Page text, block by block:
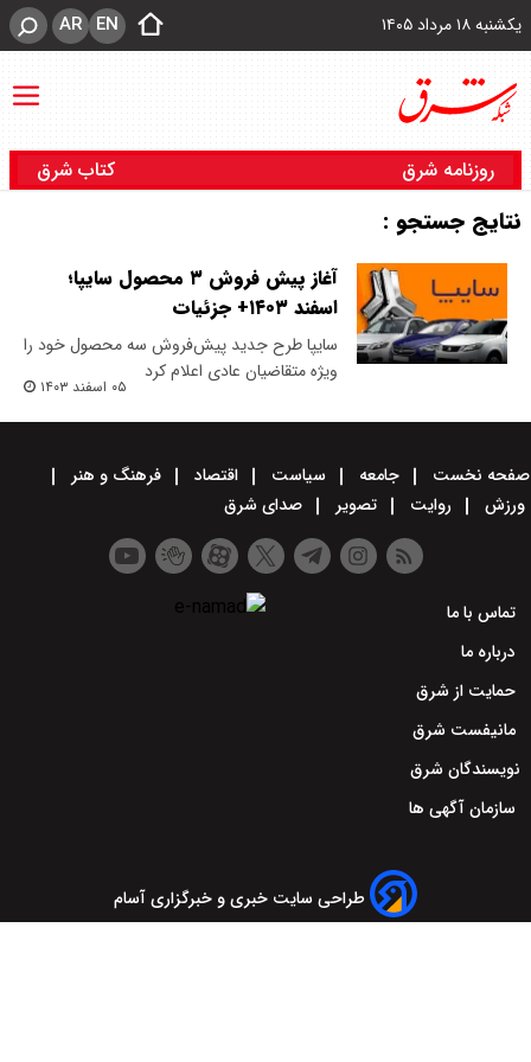
یکشنبه ۱۸ مرداد ۱۴۰۵ EN
AR
روزنامه شرق کتاب شرق
نتایج جستجو :
آغاز پیش فروش ۳ محصول سایپا؛
اسفند ۱۴۰۳+ جزئیات
سایپا طرح جدید پیش‌فروش سه محصول خود را
ویژه متقاضیان عادی اعلام کرد
۰۵ اسفند ۱۴۰۳
صفحه نخست جامعه سیاست اقتصاد
فرهنگ و هنر
ورزش
روایت تصویر صدای شرق
تماس با ما
درباره ما
حمایت از شرق
مانیفست شرق
نویسندگان شرق
سازمان آگهی ها
طراحی سایت خبری و خبرگزاری آسام